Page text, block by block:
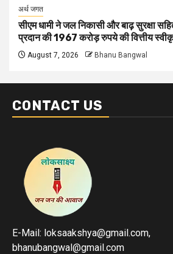
अर्थ जगत
सीएम धामी ने जल निकासी और बाढ़ सुरक्षा
प्रदान की 1967 करोड़ रुपये की वित्तीय
August 7, 2026 Bhanu Bangwal
CONTACT US
E-Mail: loksaakshya@gmail.com,
bhanubangwal@gmail.com